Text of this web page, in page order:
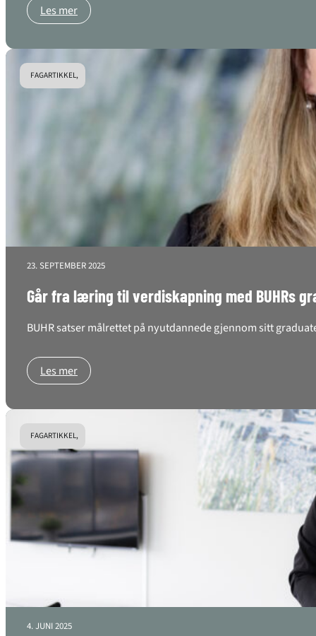
Les mer
FAGARTIKKEL,
23. SEPTEMBER 2025
Går fra læring til verdiskapning med BUHRs
BUHR satser målrettet på nyutdannede gjennom sitt
Les mer
FAGARTIKKEL,
4. JUNI 2025